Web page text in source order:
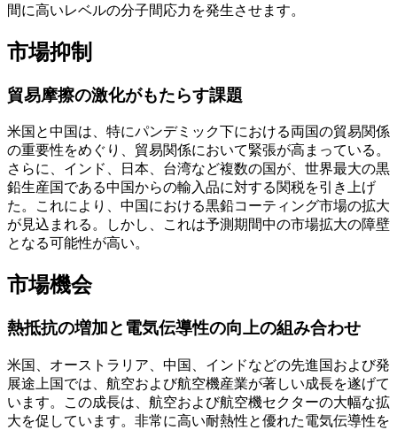
間に高いレベルの分子間応力を発生させます。
市場抑制
貿易摩擦の激化がもたらす課題
米国と中国は、特にパンデミック下における両国の貿易関係
の重要性をめぐり、貿易関係において緊張が高まっている。
さらに、インド、日本、台湾など複数の国が、世界最大の黒
鉛生産国である中国からの輸入品に対する関税を引き上げ
た。これにより、中国における黒鉛コーティング市場の拡大
が見込まれる。しかし、これは予測期間中の市場拡大の障壁
となる可能性が高い。
市場機会
熱抵抗の増加と電気伝導性の向上の組み合わせ
米国、オーストラリア、中国、インドなどの先進国および発
展途上国では、航空および航空機産業が著しい成長を遂げて
います。この成長は、航空および航空機セクターの大幅な拡
大を促しています。非常に高い耐熱性と優れた電気伝導性を